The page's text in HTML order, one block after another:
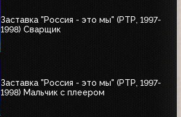
Заставка "Россия - это мы" (РТР, 1997-
1998) Сварщик
Заставка "Россия - это мы" (РТР, 1997-
1998) Мальчик с плеером